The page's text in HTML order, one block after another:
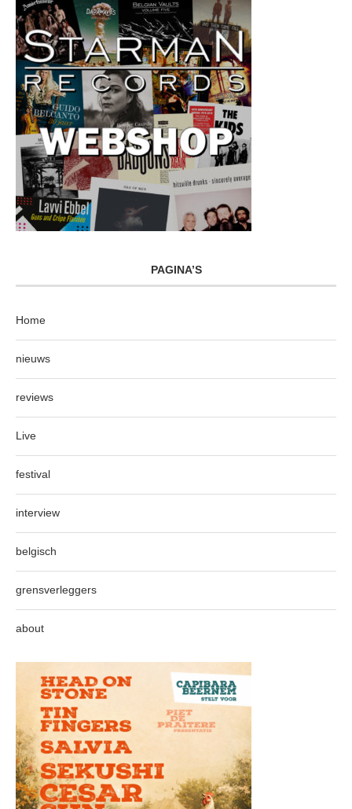
PAGINA’S
Home
nieuws
reviews
Live
festival
interview
belgisch
grensverleggers
about